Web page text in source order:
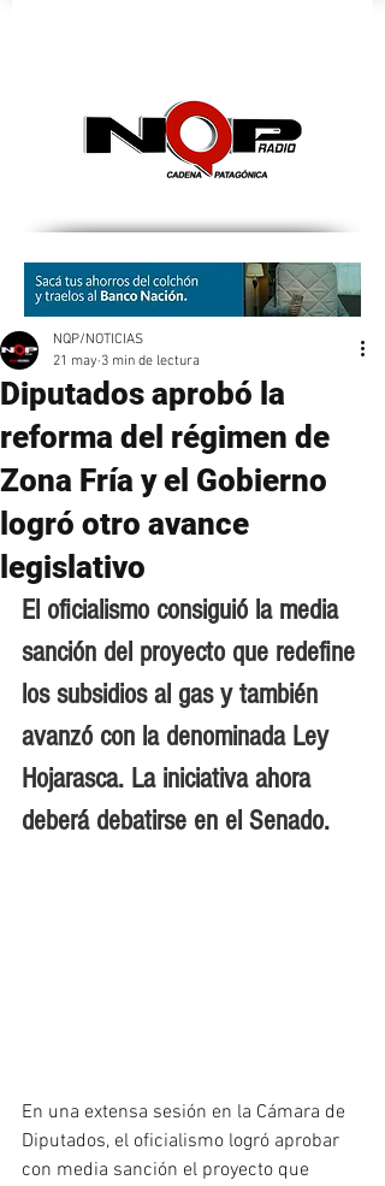
Diputados aprobó la
reforma del régimen de
Zona Fría y el Gobierno
logró otro avance
legislativo
NQP/NOTICIAS
21 may 3 min de lectura
El oficialismo consiguió la media
sanción del proyecto que redefine
los subsidios al gas y también
avanzó con la denominada Ley
Hojarasca. La iniciativa ahora
deberá debatirse en el Senado.
En una extensa sesión en la Cámara de
Diputados, el oficialismo logró aprobar
con media sanción el proyecto que